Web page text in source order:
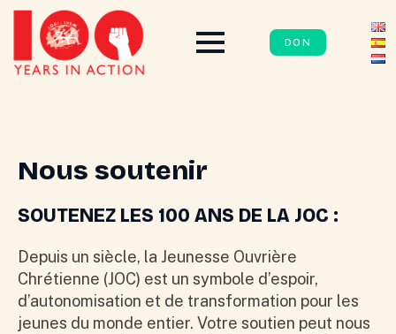
DON
Nous soutenir
SOUTENEZ LES 100 ANS DE LA JOC :
Depuis un siècle, la Jeunesse Ouvrière
Chrétienne (JOC) est un symbole d’espoir,
d’autonomisation et de transformation pour les
jeunes du monde entier. Votre soutien peut nous